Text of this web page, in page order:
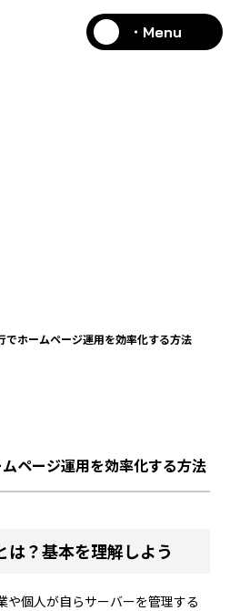
・Menu
でホームページ運用を効率化する方法
ページ運用を効率化する方法
は？基本を理解しよう
や個人が自らサーバーを管理する